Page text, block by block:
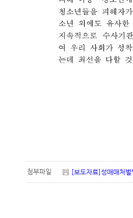
첨부파일 [보도자료]성매매처